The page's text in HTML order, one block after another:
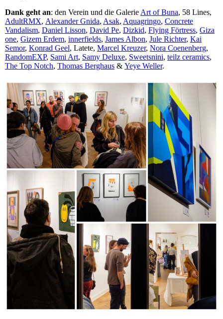
Dank geht an: den Verein und die Galerie Art of Buna, 58 Lines,
AdultRMX, Alexander Gnida, Asak, Aquagringo, Concrete
Vandalism, Daniel Lisson, David Pe, Dizkid, Flying Förtress, Giza
one, Gizem Erdem, innerfields, James Albon, Jule Richter, Kai
Semor, Konrad Geel, Latete, Marcel Kreuzer, Nora Coenenberg,
RandomEXP, Sami Art, Samy Deluxe, Sweetsnini, teilz ceramics,
The Top Notch, Thomas Berghaus & Yeye Weller.